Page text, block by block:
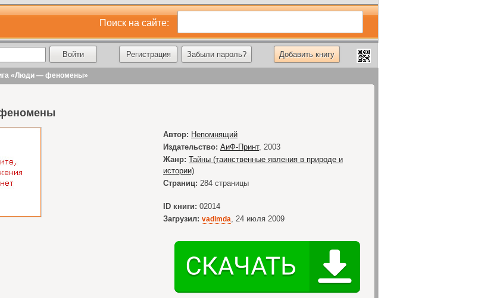
Поиск на сайте:
Регистрация Забыли пароль? Добавить книгу
«Люди — феномены»
Автор: Непомнящий
Издательство: АиФ-Принт, 2003
Жанр: Тайны (таинственные явления в природе и
истории)
Страниц: 284 страницы
ID книги: 02014
Загрузил: vadimda, 24 июля 2009